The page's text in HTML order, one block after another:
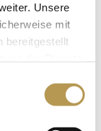
Unsere
mit
bereitgestellt
verschaffen?
als PDF-